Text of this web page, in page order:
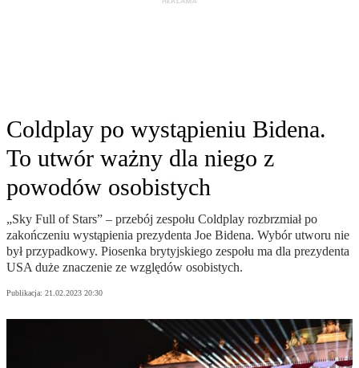
Coldplay po wystąpieniu Bidena.
To utwór ważny dla niego z
powodów osobistych
„Sky Full of Stars” – przebój zespołu Coldplay rozbrzmiał po
zakończeniu wystąpienia prezydenta Joe Bidena. Wybór utworu nie
był przypadkowy. Piosenka brytyjskiego zespołu ma dla prezydenta
USA duże znaczenie ze względów osobistych.
Publikacja: 21.02.2023 20:30